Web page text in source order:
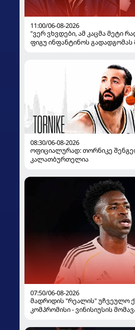
11:00/06-08-2026
"ვერ ვხვდები, ამ კაცმა მეტი
ფიგუ ინფანტინოს
08:30/06-08-2026
ოფიციალურად: თორნიკე
კალათბურთელია
07:50/06-08-2026
მადრიდის "რეალის" უჩვეულო
კომპრომისი - ვინისიუსის